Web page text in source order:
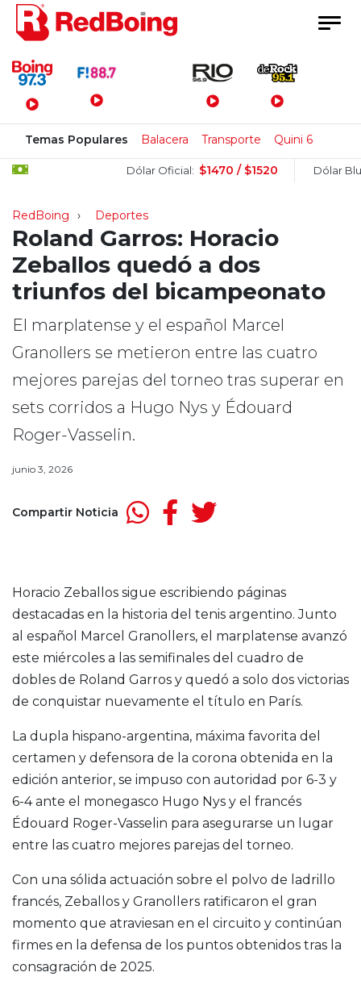
Menú Principal
Temas Populares Balacera Transporte Quini 6
Dólar Oficial: $1470 / $1520 Dólar Blue:
RedBoing Deportes
Roland Garros: Horacio
Zeballos quedó a dos
triunfos del bicampeonato
El marplatense y el español Marcel
Granollers se metieron entre las cuatro
mejores parejas del torneo tras superar en
sets corridos a Hugo Nys y Édouard
Roger-Vasselin.
junio 3, 2026
Compartir Noticia
Horacio Zeballos sigue escribiendo páginas
destacadas en la historia del tenis argentino. Junto
al español Marcel Granollers, el marplatense avanzó
este miércoles a las semifinales del cuadro de
dobles de Roland Garros y quedó a solo dos victorias
de conquistar nuevamente el título en París.
La dupla hispano-argentina, máxima favorita del
certamen y defensora de la corona obtenida en la
edición anterior, se impuso con autoridad por 6-3 y
6-4 ante el monegasco Hugo Nys y el francés
Édouard Roger-Vasselin para asegurarse un lugar
entre las cuatro mejores parejas del torneo.
Con una sólida actuación sobre el polvo de ladrillo
francés, Zeballos y Granollers ratificaron el gran
momento que atraviesan en el circuito y continúan
firmes en la defensa de los puntos obtenidos tras la
consagración de 2025.